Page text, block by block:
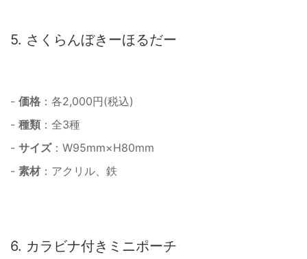
5. さくらんぼきーほるだー
- 価格 ：各2,000円(税込)
- 種類 ：全3種
- サイズ：W95mm×H80mm
- 素材 ：アクリル、鉄
6. カラビナ付きミニポーチ